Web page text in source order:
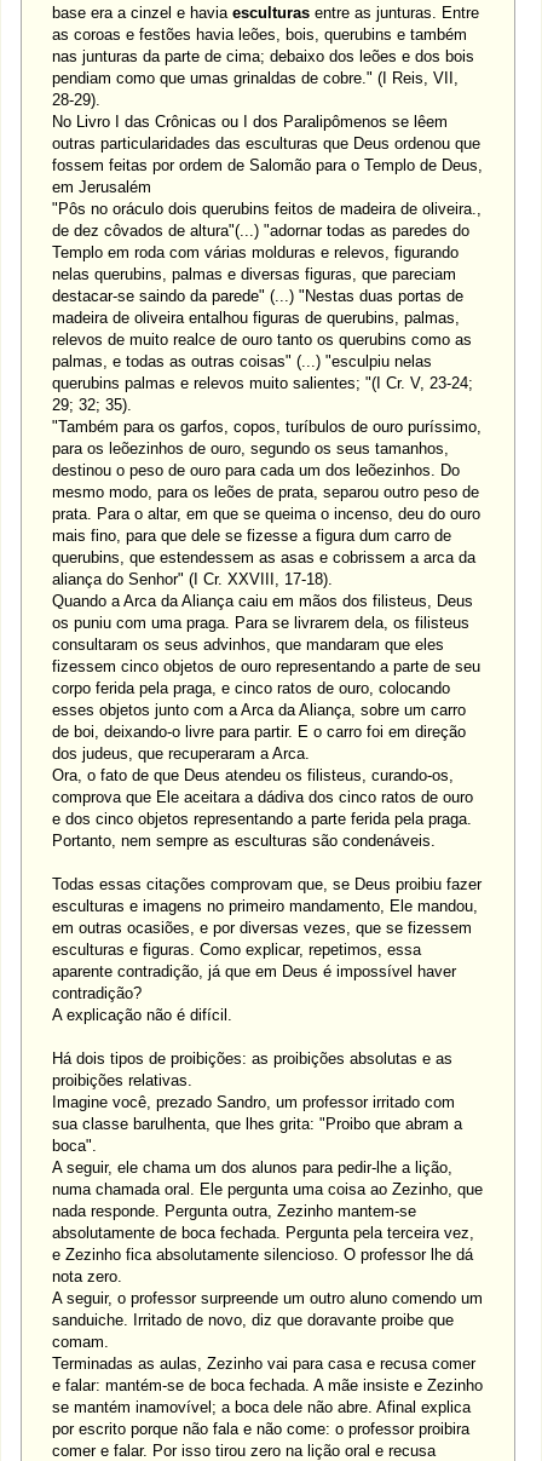
base era a cinzel e haviaesculturas entre as junturas. Entre
as coroas e festões havia leões, bois, querubins e também
nas junturas da parte de cima; debaixo dos leões e dos bois
pendiam como que umas grinaldas de cobre." (I Reis, VII,
28-29).
No Livro I das Crônicas ou I dos Paralipômenos se lêem
outras particularidades das esculturas que Deus ordenou que
fossem feitas por ordem de Salomão para o Templo de Deus,
em Jerusalém
"Pôs no oráculo dois querubins feitos de madeira de oliveira.,
de dez côvados de altura"(...) "adornar todas as paredes do
Templo em roda com várias molduras e relevos, figurando
nelas querubins, palmas e diversas figuras, que pareciam
destacar-se saindo da parede" (...) "Nestas duas portas de
madeira de oliveira entalhou figuras de querubins, palmas,
relevos de muito realce de ouro tanto os querubins como as
palmas, e todas as outras coisas" (...) "esculpiu nelas
querubins palmas e relevos muito salientes; "(I Cr. V, 23-24;
29; 32; 35).
"Também para os garfos, copos, turíbulos de ouro puríssimo,
para os leõezinhos de ouro, segundo os seus tamanhos,
destinou o peso de ouro para cada um dos leõezinhos. Do
mesmo modo, para os leões de prata, separou outro peso de
prata. Para o altar, em que se queima o incenso, deu do ouro
mais fino, para que dele se fizesse a figura dum carro de
querubins, que estendessem as asas e cobrissem a arca da
aliança do Senhor" (I Cr. XXVIII, 17-18).
Quando a Arca da Aliança caiu em mãos dos filisteus, Deus
os puniu com uma praga. Para se livrarem dela, os filisteus
consultaram os seus advinhos, que mandaram que eles
fizessem cinco objetos de ouro representando a parte de seu
corpo ferida pela praga, e cinco ratos de ouro, colocando
esses objetos junto com a Arca da Aliança, sobre um carro
de boi, deixando-o livre para partir. E o carro foi em direção
dos judeus, que recuperaram a Arca.
Ora, o fato de que Deus atendeu os filisteus, curando-os,
comprova que Ele aceitara a dádiva dos cinco ratos de ouro
e dos cinco objetos representando a parte ferida pela praga.
Portanto, nem sempre as esculturas são condenáveis.
Todas essas citações comprovam que, se Deus proibiu fazer
esculturas e imagens no primeiro mandamento, Ele mandou,
em outras ocasiões, e por diversas vezes, que se fizessem
esculturas e figuras. Como explicar, repetimos, essa
aparente contradição, já que em Deus é impossível haver
contradição?
A explicação não é difícil.
Há dois tipos de proibições: as proibições absolutas e as
proibições relativas.
Imagine você, prezado Sandro, um professor irritado com
sua classe barulhenta, que lhes grita: "Proibo que abram a
boca".
A seguir, ele chama um dos alunos para pedir-lhe a lição,
numa chamada oral. Ele pergunta uma coisa ao Zezinho, que
nada responde. Pergunta outra, Zezinho mantem-se
absolutamente de boca fechada. Pergunta pela terceira vez,
e Zezinho fica absolutamente silencioso. O professor lhe dá
nota zero.
A seguir, o professor surpreende um outro aluno comendo um
sanduiche. Irritado de novo, diz que doravante proibe que
comam.
Terminadas as aulas, Zezinho vai para casa e recusa comer
e falar: mantém-se de boca fechada. A mãe insiste e Zezinho
se mantém inamovível; a boca dele não abre. Afinal explica
por escrito porque não fala e não come: o professor proibira
comer e falar. Por isso tirou zero na lição oral e recusa